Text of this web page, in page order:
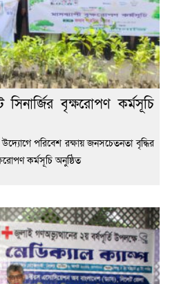
বৃক্ষরোপণ কর্মসূচি
উদ্যোগে পরিবেশ রক্ষায় জনসচেতনতা বৃদ্ধির
কর্মসূচি অনুষ্ঠিত